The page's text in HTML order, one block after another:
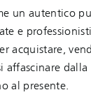
un autentico
e
acquistare,
affascinare
al presente.